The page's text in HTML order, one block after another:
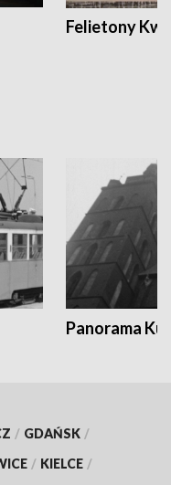
Felietony
Panorama
/ GDAŃSK /
/ KIELCE /